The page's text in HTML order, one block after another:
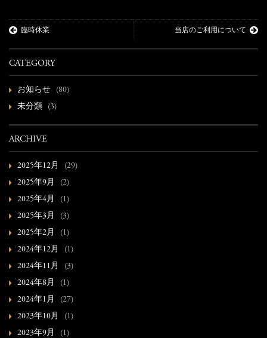
臨時休業 当店のご利用について
CATEGORY
お知らせ
(80)
未分類
(3)
ARCHIVE
2025年12月
(29)
2025年9月
(2)
2025年4月
(1)
2025年3月
(3)
2025年2月
(1)
2024年12月
(1)
2024年11月
(3)
2024年8月
(1)
2024年1月
(27)
2023年10月
(1)
2023年9月
(1)